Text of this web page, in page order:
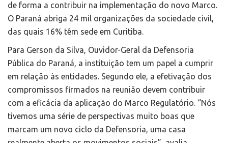
de forma a contribuir na implementação do novo Marco.
O Paraná abriga 24 mil organizações da sociedade civil,
das quais 16% têm sede em Curitiba.
Para Gerson da Silva, Ouvidor-Geral da Defensoria
Pública do Paraná, a instituição tem um papel a cumprir
em relação às entidades. Segundo ele, a efetivação dos
compromissos firmados na reunião devem contribuir
com a eficácia da aplicação do Marco Regulatório. “Nós
tivemos uma série de perspectivas muito boas que
marcam um novo ciclo da Defensoria, uma casa